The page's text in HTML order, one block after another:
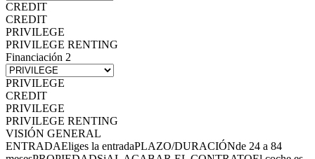
CREDIT
CREDIT
PRIVILEGE
PRIVILEGE RENTING
Financiación 2
PRIVILEGE
CREDIT
PRIVILEGE
PRIVILEGE RENTING
VISIÓN GENERAL
ENTRADAEliges la entradaPLAZO/DURACIÓNde 24 a 84